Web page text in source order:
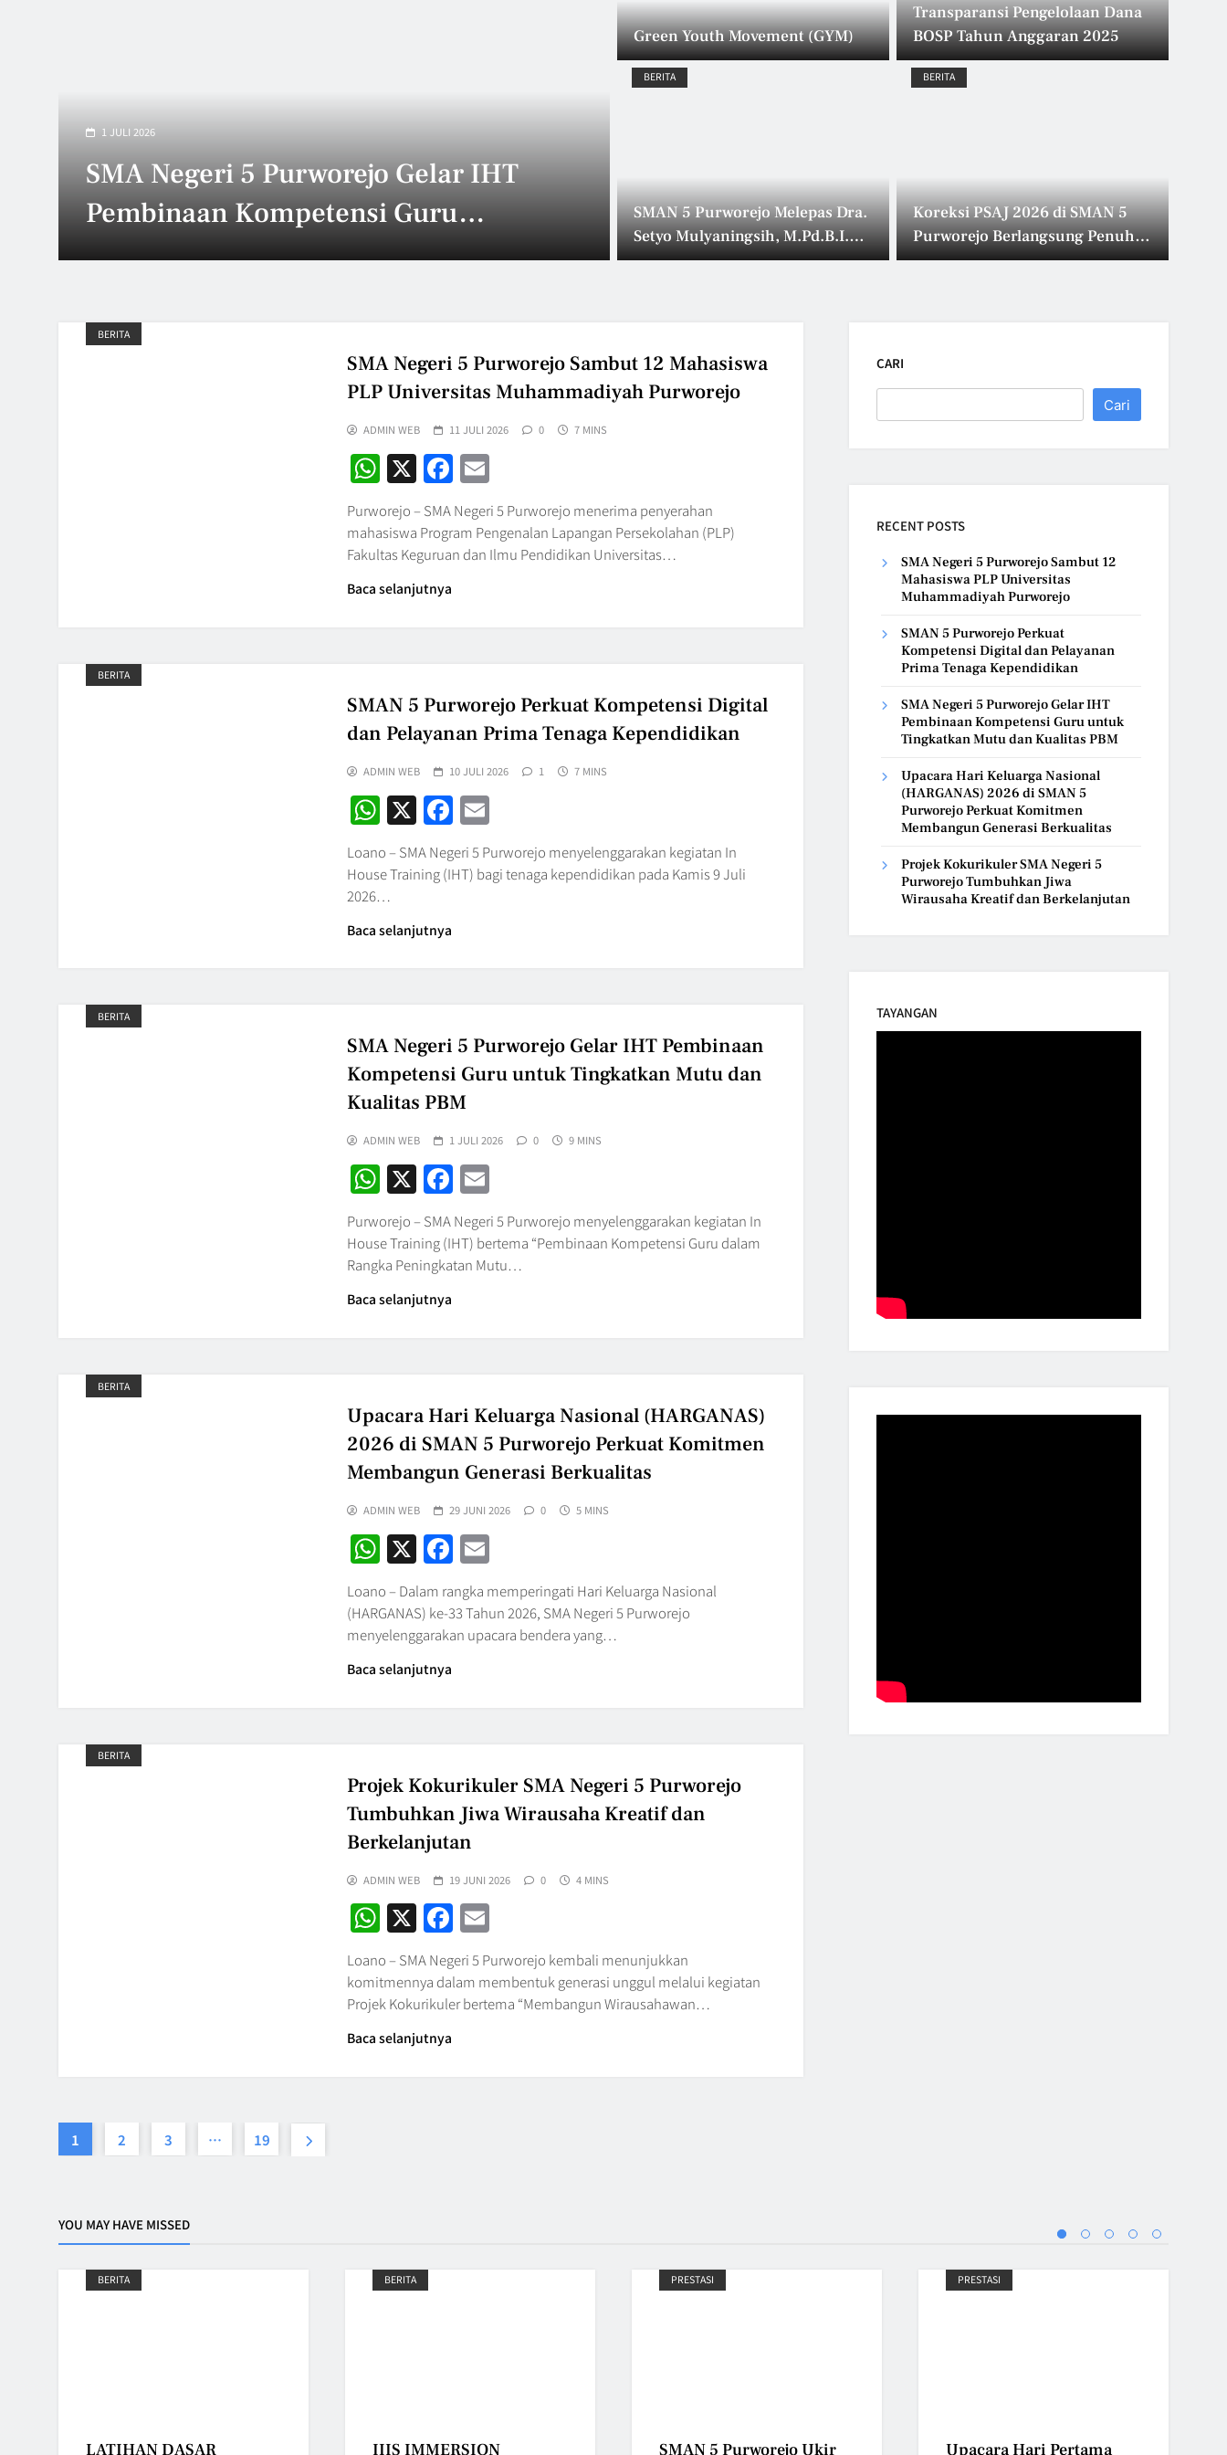
29 JUNI 2026
Upacara Hari Keluarga Nasional
(HARGANAS) 2026 di SMAN 5
Purworejo Perkuat Komitmen
Purworejo Tumbuhkan Jiwa
Wirausaha Kreatif dan
Green Youth Movement (GYM)
Transparansi Pengelolaan Dana
BOSP Tahun Anggaran 2025
BERITA
SMAN 5 Purworejo Melepas Dra.
Setyo Mulyaningsih, M.Pd.B.I.
dengan Penuh Haru dan
BERITA
Koreksi PSAJ 2026 di SMAN 5
Purworejo Berlangsung Penuh
Semangat
BERITA
SMA Negeri 5 Purworejo Sambut 12 Mahasiswa
PLP Universitas Muhammadiyah Purworejo
ADMIN WEB 11 JULI 2026 0 7 MINS
WhatsApp
X Facebook
Email
Purworejo – SMA Negeri 5 Purworejo menerima penyerahan
mahasiswa Program Pengenalan Lapangan Persekolahan (PLP)
Fakultas Keguruan dan Ilmu Pendidikan Universitas…
Baca selanjutnya
BERITA
SMAN 5 Purworejo Perkuat Kompetensi Digital
dan Pelayanan Prima Tenaga Kependidikan
ADMIN WEB 10 JULI 2026 1 7 MINS
WhatsApp
X Facebook
Email
Loano – SMA Negeri 5 Purworejo menyelenggarakan kegiatan In
House Training (IHT) bagi tenaga kependidikan pada Kamis 9 Juli
2026…
Baca selanjutnya
BERITA
SMA Negeri 5 Purworejo Gelar IHT Pembinaan
Kompetensi Guru untuk Tingkatkan Mutu dan
Kualitas PBM
ADMIN WEB 1 JULI 2026 0 9 MINS
WhatsApp
X Facebook
Email
Purworejo – SMA Negeri 5 Purworejo menyelenggarakan kegiatan In
House Training (IHT) bertema “Pembinaan Kompetensi Guru dalam
Rangka Peningkatan Mutu…
Baca selanjutnya
BERITA
Upacara Hari Keluarga Nasional (HARGANAS)
2026 di SMAN 5 Purworejo Perkuat Komitmen
Membangun Generasi Berkualitas
ADMIN WEB 29 JUNI 2026 0 5 MINS
WhatsApp
X Facebook
Email
Loano – Dalam rangka memperingati Hari Keluarga Nasional
(HARGANAS) ke-33 Tahun 2026, SMA Negeri 5 Purworejo
menyelenggarakan upacara bendera yang…
Baca selanjutnya
BERITA
Projek Kokurikuler SMA Negeri 5 Purworejo
Tumbuhkan Jiwa Wirausaha Kreatif dan
Berkelanjutan
ADMIN WEB 19 JUNI 2026 0 4 MINS
WhatsApp
X Facebook
Email
Loano – SMA Negeri 5 Purworejo kembali menunjukkan
komitmennya dalam membentuk generasi unggul melalui kegiatan
Projek Kokurikuler bertema “Membangun Wirausahawan…
Baca selanjutnya
1 2 3 … 19
CARI
Cari
RECENT POSTS
SMA Negeri 5 Purworejo Sambut 12
Mahasiswa PLP Universitas
Muhammadiyah Purworejo
SMAN 5 Purworejo Perkuat
Kompetensi Digital dan Pelayanan
Prima Tenaga Kependidikan
SMA Negeri 5 Purworejo Gelar IHT
Pembinaan Kompetensi Guru untuk
Tingkatkan Mutu dan Kualitas PBM
Upacara Hari Keluarga Nasional
(HARGANAS) 2026 di SMAN 5
Purworejo Perkuat Komitmen
Membangun Generasi Berkualitas
Projek Kokurikuler SMA Negeri 5
Purworejo Tumbuhkan Jiwa
Wirausaha Kreatif dan Berkelanjutan
TAYANGAN
YOU MAY HAVE MISSED
BERITA
LATIHAN DASAR
BERITA
IIIS IMMERSION
PRESTASI
SMAN 5 Purworejo Ukir
PRESTASI
Upacara Hari Pertama